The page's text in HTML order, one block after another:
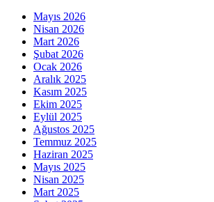
Mayıs 2026
Nisan 2026
Mart 2026
Şubat 2026
Ocak 2026
Aralık 2025
Kasım 2025
Ekim 2025
Eylül 2025
Ağustos 2025
Temmuz 2025
Haziran 2025
Mayıs 2025
Nisan 2025
Mart 2025